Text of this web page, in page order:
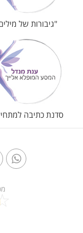
"גיבורות של
סדנת כתיבה
5